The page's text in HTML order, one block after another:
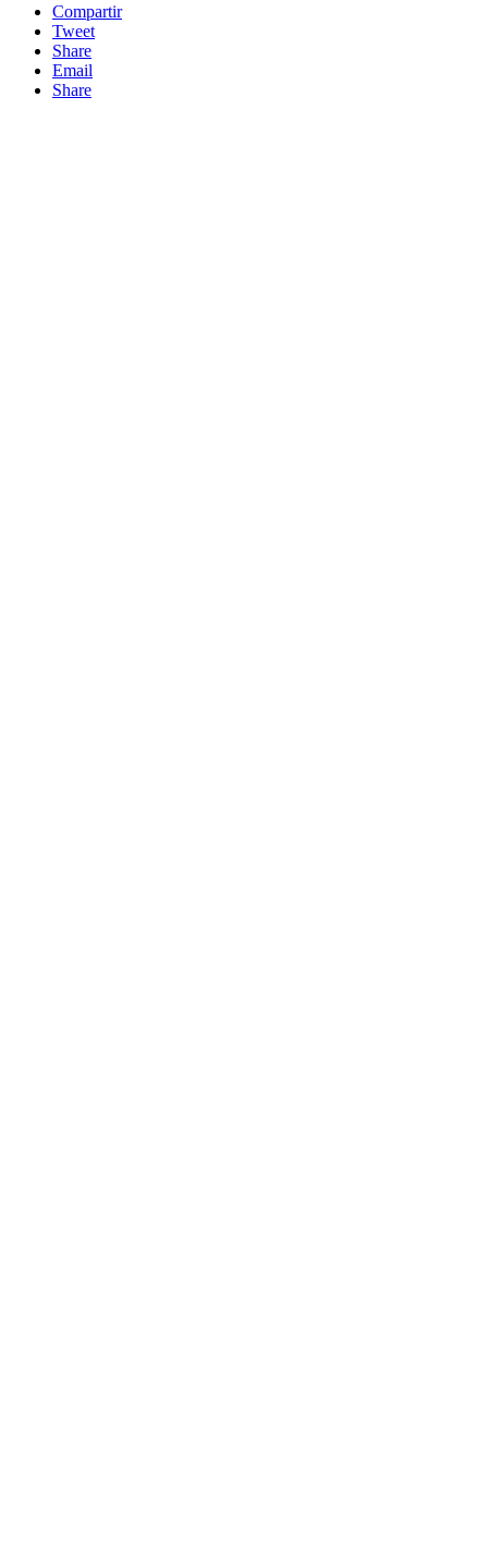
Compartir
Tweet
Share
Email
Share